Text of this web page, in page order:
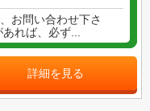
お問い合わせ下さ
れば、必ず...
詳細を見る